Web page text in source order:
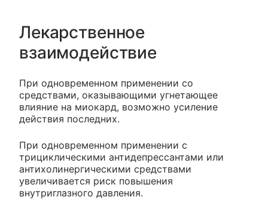
Лекарственное
взаимодействие
При одновременном применении со
средствами, оказывающими угнетающее
влияние на миокард, возможно усиление
действия последних.
При одновременном применении с
трициклическими антидепрессантами или
антихолинергическими средствами
увеличивается риск повышения
внутриглазного давления.